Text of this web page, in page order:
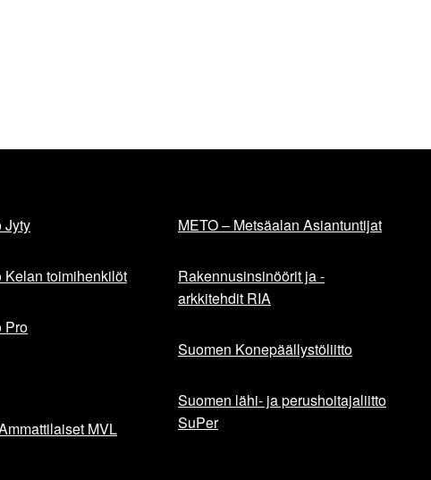
Jyty
Kelan toimihenkilöt
Pro
MVL
METO – Metsäalan Asiantuntijat
Rakennusinsinöörit ja -
arkkitehdit RIA
Suomen Konepäällystöliitto
Suomen lähi- ja perushoitajaliitto
SuPer